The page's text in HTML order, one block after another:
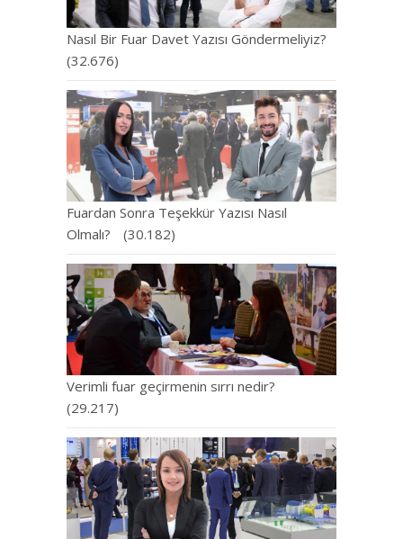
Nasıl Bir Fuar Davet Yazısı Göndermeliyiz?
(32.676)
Fuardan Sonra Teşekkür Yazısı Nasıl
Olmalı?
(30.182)
Verimli fuar geçirmenin sırrı nedir?
(29.217)